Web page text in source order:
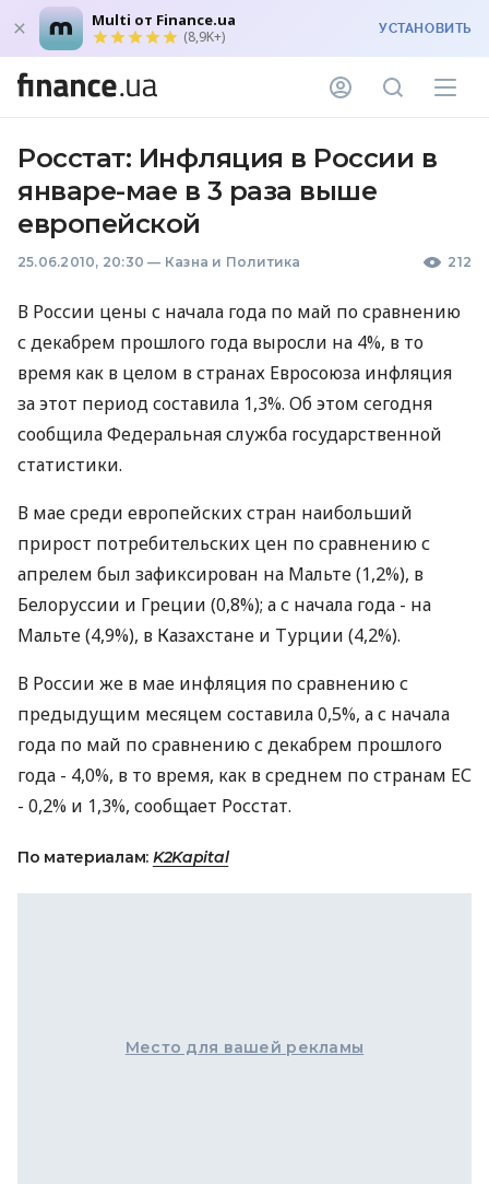
Multi от Finance.ua
(8,9K+) УСТАНОВИТЬ
Росстат: Инфляция в России в
январе-мае в 3 раза выше
европейской
25.06.2010, 20:30 — Казна и Политика 212
В России цены с начала года по май по сравнению
с декабрем прошлого года выросли на 4%, в то
время как в целом в странах Евросоюза инфляция
за этот период составила 1,3%. Об этом сегодня
сообщила Федеральная служба государственной
статистики.
В мае среди европейских стран наибольший
прирост потребительских цен по сравнению с
апрелем был зафиксирован на Мальте (1,2%), в
Белоруссии и Греции (0,8%); а с начала года - на
Мальте (4,9%), в Казахстане и Турции (4,2%).
В России же в мае инфляция по сравнению с
предыдущим месяцем составила 0,5%, а с начала
года по май по сравнению с декабрем прошлого
года - 4,0%, в то время, как в среднем по странам ЕС
- 0,2% и 1,3%, сообщает Росстат.
По материалам: K2Kapital
Место для вашей рекламы